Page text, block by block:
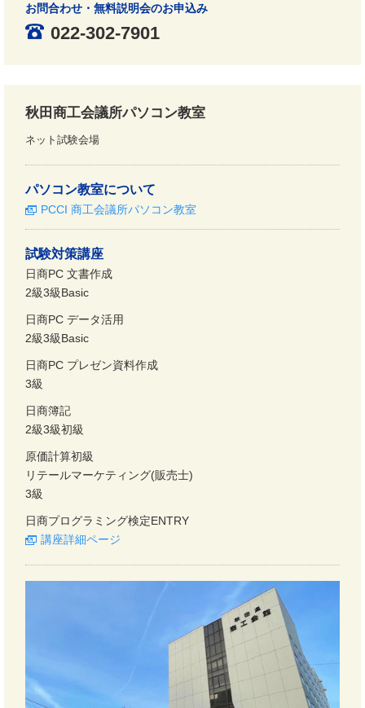
お問合わせ・無料説明会のお申込み
022-302-7901
秋田商工会議所パソコン教室
ネット試験会場
パソコン教室について
PCCI 商工会議所パソコン教室
試験対策講座
日商PC 文書作成
2級3級Basic
日商PC データ活用
2級3級Basic
日商PC プレゼン資料作成
3級
日商簿記
2級3級初級
原価計算初級
リテールマーケティング(販売士)
3級
日商プログラミング検定ENTRY
講座詳細ページ